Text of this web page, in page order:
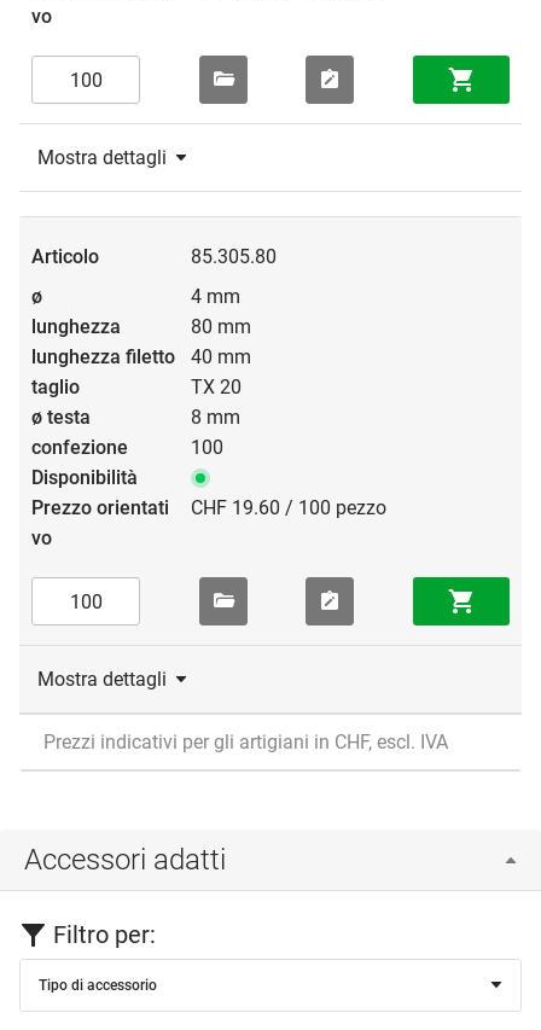
Mostra dettagli
85.305.80
4 mm
80 mm
40 mm
TX 20
8 mm
100
CHF 19.60 / 100 pezzo
Mostra dettagli
Prezzi indicativi per gli artigiani in CHF, escl. IVA
Accessori adatti
Filtro per:
Tipo di accessorio